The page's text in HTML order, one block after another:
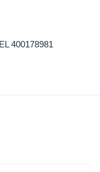
400178981